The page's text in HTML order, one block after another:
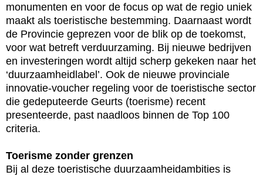
monumenten en voor de focus op wat de regio uniek
maakt als toeristische bestemming. Daarnaast wordt
de Provincie geprezen voor de blik op de toekomst,
voor wat betreft verduurzaming. Bij nieuwe bedrijven
en investeringen wordt altijd scherp gekeken naar het
‘duurzaamheidlabel’. Ook de nieuwe provinciale
innovatie-voucher regeling voor de toeristische sector
die gedeputeerde Geurts (toerisme) recent
presenteerde, past naadloos binnen de Top 100
criteria.
Toerisme zonder grenzen
Bij al deze toeristische duurzaamheidambities is